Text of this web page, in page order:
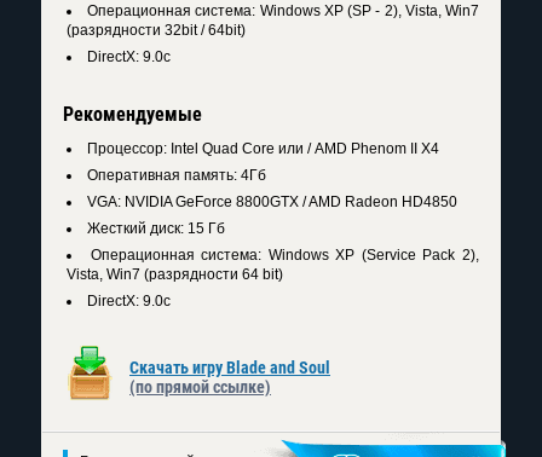
Операционная система: Windows XP (SP - 2), Vista, Win7
(разрядности 32bit / 64bit)
DirectX: 9.0c
Рекомендуемые
Процессор: Intel Quad Core или / AMD Phenom II X4
Оперативная память: 4Гб
VGA: NVIDIA GeForce 8800GTX / AMD Radeon HD4850
Жесткий диск: 15 Гб
Операционная система: Windows XP (Service Pack 2),
Vista, Win7 (разрядности 64 bit)
DirectX: 9.0c
Скачать игру Blade and Soul
(по прямой ссылке)